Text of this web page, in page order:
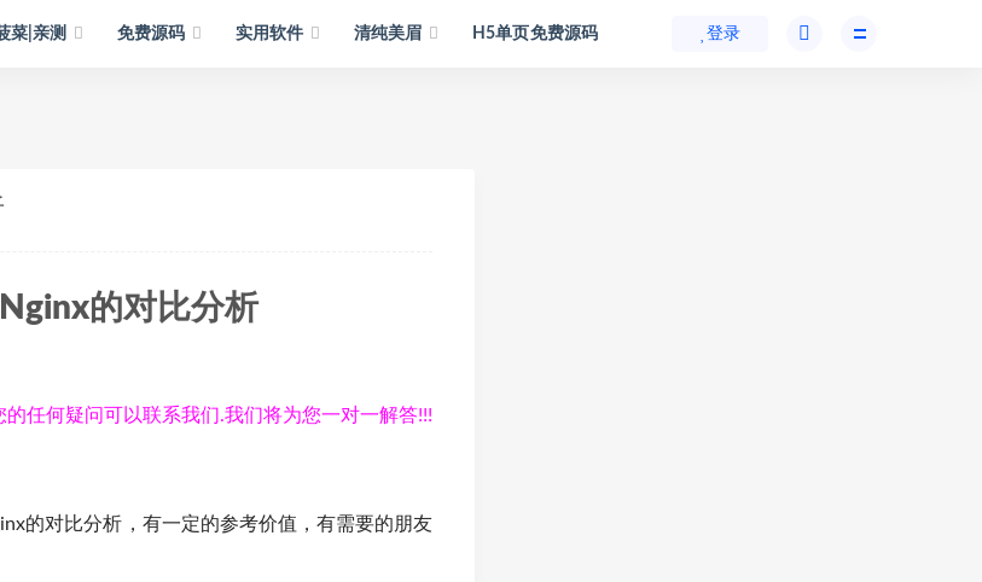
菜|亲测 免费源码 实用软件 清纯美眉 H5单页免费源码 登录
的对比分析
任何疑问可以联系我们.我们将为您一对一解答!!!
的对比分析，有一定的参考价值，有需要的朋友